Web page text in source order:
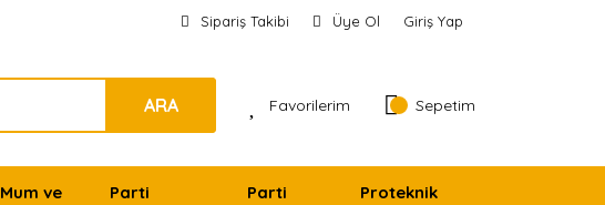
Sipariş Takibi Üye Ol Giriş Yap
ARA Favorilerim Sepetim
Mum ve
Parti
Parti
Proteknik